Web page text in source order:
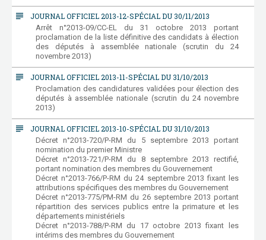
subject JOURNAL OFFICIEL 2013-12-SPÉCIAL DU 30/11/2013
Arrêt n°2013-09/CC-EL du 31 octobre 2013 portant
proclamation de la liste définitive des candidats à élection
des députés à assemblée nationale (scrutin du 24
novembre 2013)
subject JOURNAL OFFICIEL 2013-11-SPÉCIAL DU 31/10/2013
Proclamation des candidatures validées pour élection des
députés à assemblée nationale (scrutin du 24 novembre
2013)
subject JOURNAL OFFICIEL 2013-10-SPÉCIAL DU 31/10/2013
Décret n°2013-720/P-RM du 5 septembre 2013 portant
nomination du premier Ministre
Décret n°2013-721/P-RM du 8 septembre 2013 rectifié,
portant nomination des membres du Gouvernement
Décret n°2013-766/P-RM du 24 septembre 2013 fixant les
attributions spécifiques des membres du Gouvernement
Décret n°2013-775/PM-RM du 26 septembre 2013 portant
répartition des services publics entre la primature et les
départements ministériels
Décret n°2013-788/P-RM du 17 octobre 2013 fixant les
intérims des membres du Gouvernement